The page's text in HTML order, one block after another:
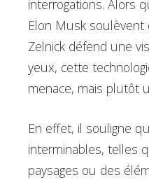
interrogations. Alors
Elon Musk soulèvent
Zelnick défend une
yeux, cette
menace, mais plutôt
En effet, il souligne
interminables, telles
paysages ou des